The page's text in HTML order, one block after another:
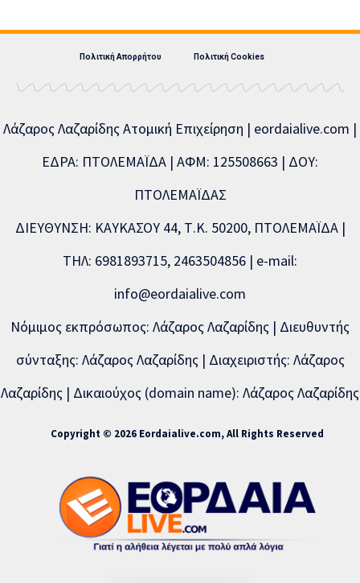
Πολιτική Απορρήτου Πολιτική Cookies
Λάζαρος Λαζαρίδης Ατομική Επιχείρηση | eordaialive.com |
ΕΔΡΑ: ΠΤΟΛΕΜΑΪΔΑ | ΑΦΜ: 125508663 | ΔΟΥ:
ΠΤΟΛΕΜΑΪΔΑΣ
ΔΙΕΥΘΥΝΣΗ: ΚΑΥΚΑΣΟΥ 44, Τ.Κ. 50200, ΠΤΟΛΕΜΑΪΔΑ |
ΤΗΛ: 6981893715, 2463504856 | e-mail:
info@eordaialive.com
Νόμιμος εκπρόσωπος: Λάζαρος Λαζαρίδης | Διευθυντής
σύνταξης: Λάζαρος Λαζαρίδης | Διαχειριστής: Λάζαρος
Λαζαρίδης | Δικαιούχος (domain name): Λάζαρος Λαζαρίδης
Copyright © 2026 Eordaialive.com, All Rights Reserved